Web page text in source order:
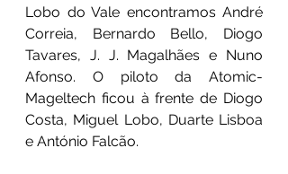
Lobo do Vale encontramos André
Correia, Bernardo Bello, Diogo
Tavares, J. J. Magalhães e Nuno
Afonso. O piloto da Atomic-
Mageltech ficou à frente de Diogo
Costa, Miguel Lobo, Duarte Lisboa
e António Falcão.